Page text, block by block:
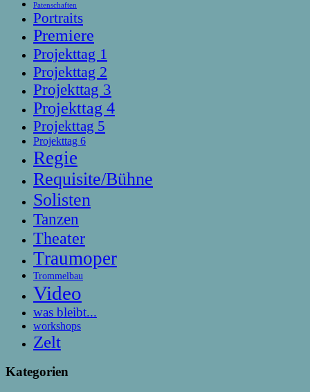
Patenschaften
Portraits
Premiere
Projekttag 1
Projekttag 2
Projekttag 3
Projekttag 4
Projekttag 5
Projekttag 6
Regie
Requisite/Bühne
Solisten
Tanzen
Theater
Traumoper
Trommelbau
Video
was bleibt...
workshops
Zelt
Kategorien